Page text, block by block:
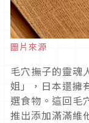
圖片來源
毛穴撫子的靈魂
姐」，日本還擁
選食物。這回毛
推出添加滿滿維